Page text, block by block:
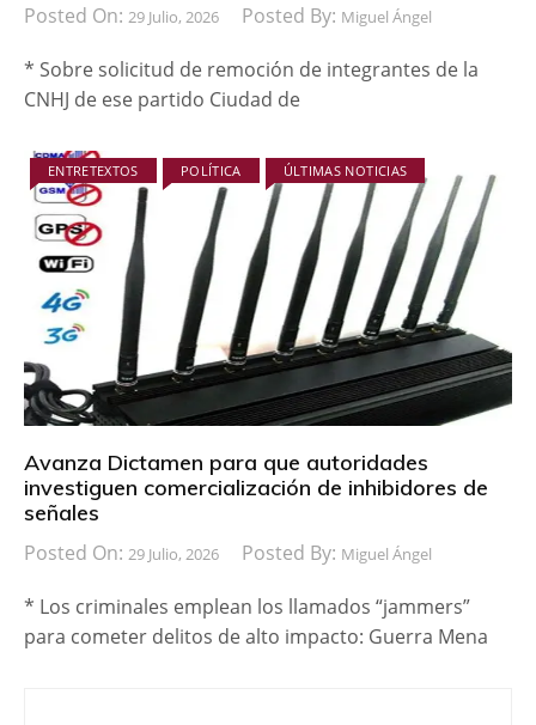
Posted On: 29 Julio, 2026 Posted By: Miguel Ángel
* Sobre solicitud de remoción de integrantes de la
CNHJ de ese partido Ciudad de
ENTRETEXTOS POLÍTICA ÚLTIMAS NOTICIAS
Avanza Dictamen para que autoridades
investiguen comercialización de inhibidores de
señales
Posted On: 29 Julio, 2026 Posted By: Miguel Ángel
* Los criminales emplean los llamados “jammers”
para cometer delitos de alto impacto: Guerra Mena